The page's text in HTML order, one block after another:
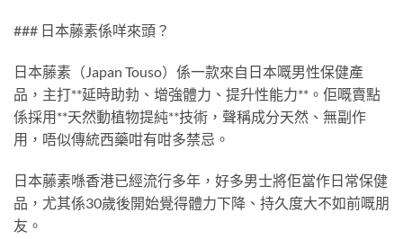
### 日本藤素係咩來頭？
日本藤素（Japan Touso）係一款來自日本嘅男性保健產
品，主打**延時助勃、增強體力、提升性能力**。佢嘅賣點
係採用**天然動植物提純**技術，聲稱成分天然、無副作
用，唔似傳統西藥咁有咁多禁忌。
日本藤素喺香港已經流行多年，好多男士將佢當作日常保健
品，尤其係30歲後開始覺得體力下降、持久度大不如前嘅朋
友。